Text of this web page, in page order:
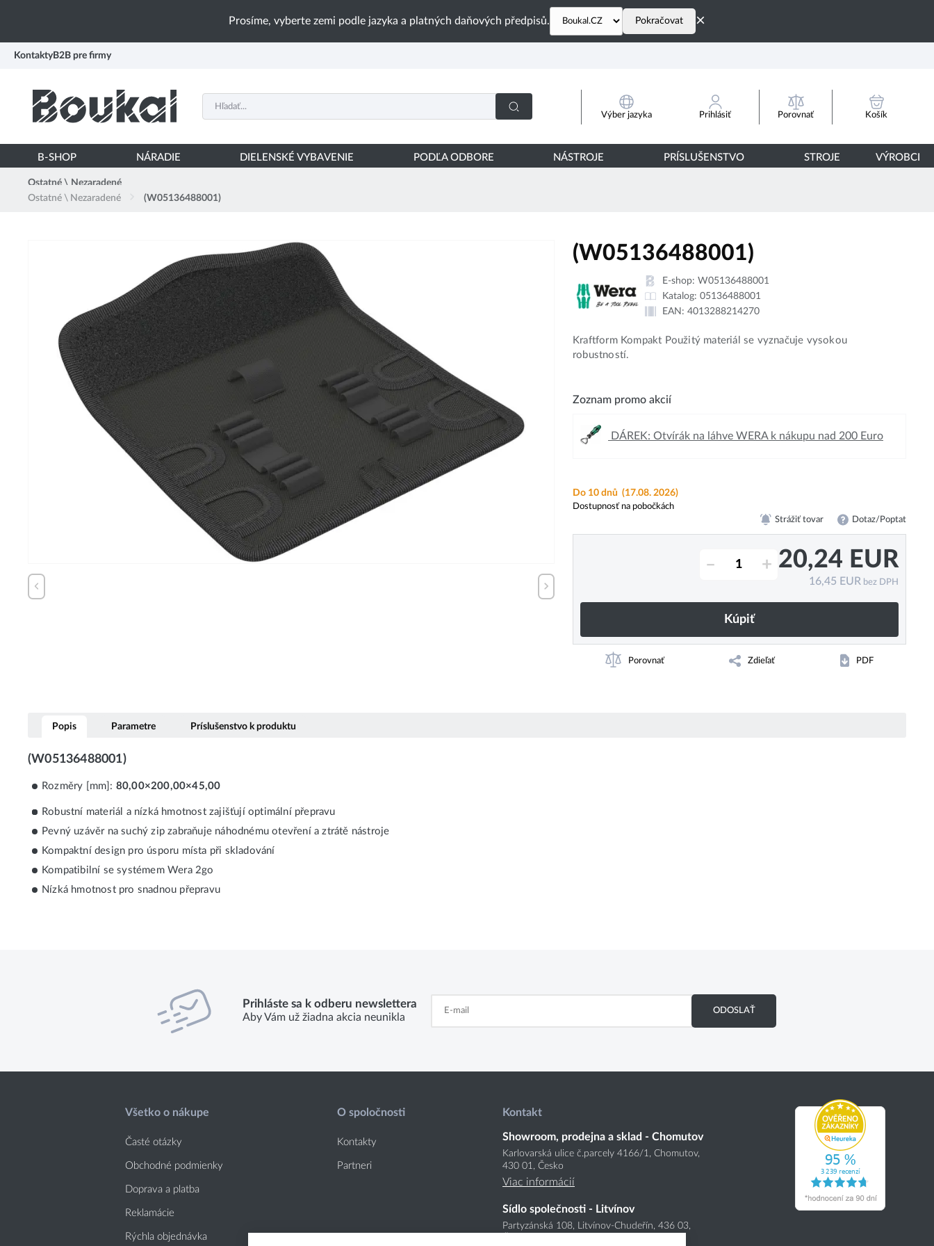
Prosíme, vyberte zemi podle jazyka a platných daňových předpisů. Pokračovat ×
Kontakty B2B pre firmy
Výber jazyka Prihlásiť Porovnať Košík
B-SHOP NÁRADIE DIELENSKÉ VYBAVENIE PODĽA ODBORE NÁSTROJE PRÍSLUŠENSTVO STROJE VÝROBCI
Ostatné \ Nezaradené
Ostatné \ Nezaradené
(W05136488001)
(W05136488001)
E-shop: W05136488001
Katalog: 05136488001
EAN: 4013288214270
Kraftform Kompakt Použitý materiál se vyznačuje vysokou
robustností.
Zoznam promo akcií
DÁREK: Otvírák na láhve WERA k nákupu nad 200 Euro
Do 10 dnů (17.08. 2026)
Dostupnosť na pobočkách
Strážiť tovar Dotaz/Poptat
– + 20,24 EUR
16,45 EUR bez DPH
Kúpiť
Porovnať Zdieľať PDF
Popis Parametre Príslušenstvo k produktu
(W05136488001)
Rozměry [mm]: 80,00×200,00×45,00
Robustní materiál a nízká hmotnost zajišťují optimální přepravu
Pevný uzávěr na suchý zip zabraňuje náhodnému otevření a ztrátě nástroje
Kompaktní design pro úsporu místa při skladování
Kompatibilní se systémem Wera 2go
Nízká hmotnost pro snadnou přepravu
Prihláste sa k odberu newslettera
Aby Vám už žiadna akcia neunikla
ODOSLAŤ
Všetko o nákupe
Časté otázky
Obchodné podmienky
Doprava a platba
Reklamácie
Rýchla objednávka
O spoločnosti
Kontakty
Partneri
Kontakt
Showroom, prodejna a sklad - Chomutov
Karlovarská ulice č.parcely 4166/1, Chomutov,
430 01, Česko
Viac informácií
Sídlo společnosti - Litvínov
Partyzánská 108, Litvínov-Chudeřín, 436 03,